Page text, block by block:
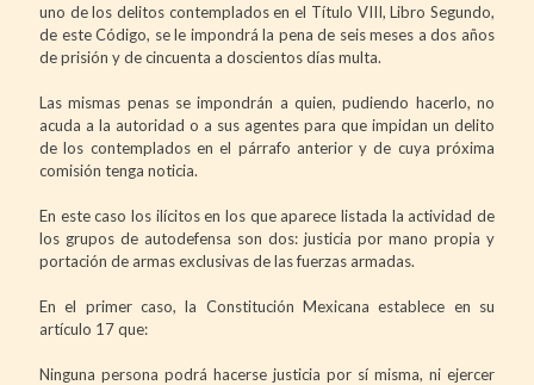
uno de los delitos contemplados en el Título VIII, Libro Segundo,
de este Código, se le impondrá la pena de seis meses a dos años
de prisión y de cincuenta a doscientos días multa.
Las mismas penas se impondrán a quien, pudiendo hacerlo, no
acuda a la autoridad o a sus agentes para que impidan un delito
de los contemplados en el párrafo anterior y de cuya próxima
comisión tenga noticia.
En este caso los ilícitos en los que aparece listada la actividad de
los grupos de autodefensa son dos: justicia por mano propia y
portación de armas exclusivas de las fuerzas armadas.
En el primer caso, la Constitución Mexicana establece en su
artículo 17 que:
Ninguna persona podrá hacerse justicia por sí misma, ni ejercer